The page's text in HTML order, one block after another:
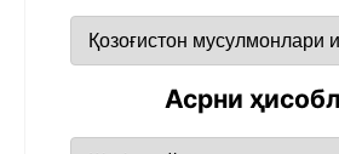
Асрни